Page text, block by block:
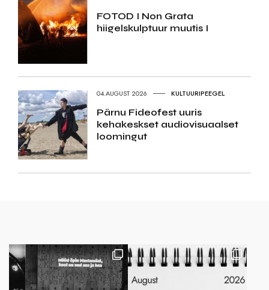
FOTOD I Non Grata
hiigelskulptuur muutis I
04.AUGUST 2026 KULTUURIPEEGEL
Pärnu Fideofest uuris
kehakeskset audiovisuaalset
loomingut